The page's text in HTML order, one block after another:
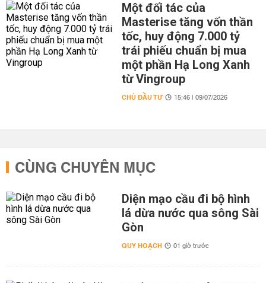
Một đối tác của
Masterise tăng vốn thần
tốc, huy động 7.000 tỷ
trái phiếu chuẩn bị mua
một phần Hạ Long Xanh
từ Vingroup
CHỦ ĐẦU TƯ 15:46 | 09/07/2026
CÙNG CHUYÊN MỤC
Diện mạo cầu đi bộ hình
lá dừa nước qua sông Sài
Gòn
QUY HOẠCH 01 giờ trước